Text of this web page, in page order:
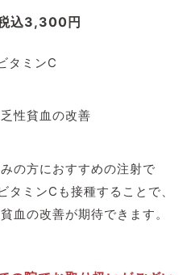
込3,300円
タミンC
性貧血の改善
の方におすすめの注射で
ミンCも接種することで、
血の改善が期待できます。